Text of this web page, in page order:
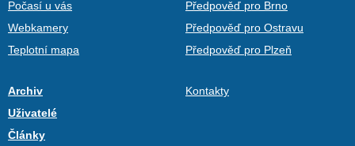
Počasí u vás
Webkamery
Teplotní mapa
Předpověď pro Brno
Předpověď pro Ostravu
Předpověď pro Plzeň
Archiv
Uživatelé
Články
Kontakty